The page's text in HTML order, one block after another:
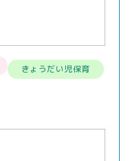
きょうだい児保育